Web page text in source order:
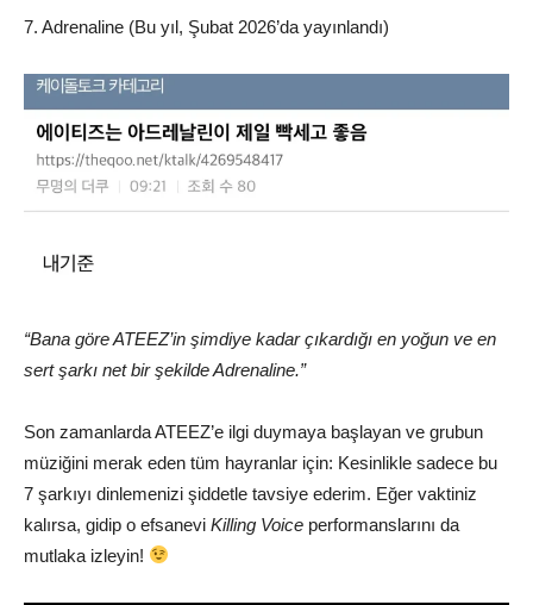
7. Adrenaline (Bu yıl, Şubat 2026’da yayınlandı)
“Bana göre ATEEZ’in şimdiye kadar çıkardığı en yoğun ve en
sert şarkı net bir şekilde Adrenaline.”
Son zamanlarda ATEEZ’e ilgi duymaya başlayan ve grubun
müziğini merak eden tüm hayranlar için: Kesinlikle sadece bu
7 şarkıyı dinlemenizi şiddetle tavsiye ederim. Eğer vaktiniz
kalırsa, gidip o efsanevi Killing Voice performanslarını da
mutlaka izleyin!